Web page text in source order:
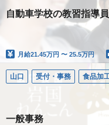
自動車学校の教習指導員
月給21.45万円 〜 25.5万円
山口 受付・事務
一般事務